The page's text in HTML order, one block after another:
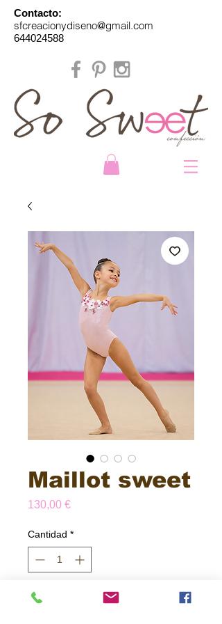
Contacto:
sfcreacionydiseno@gmail.com
644024588
Maillot sweet
130,00 €Precio
Cantidad *
Agregar al carrito